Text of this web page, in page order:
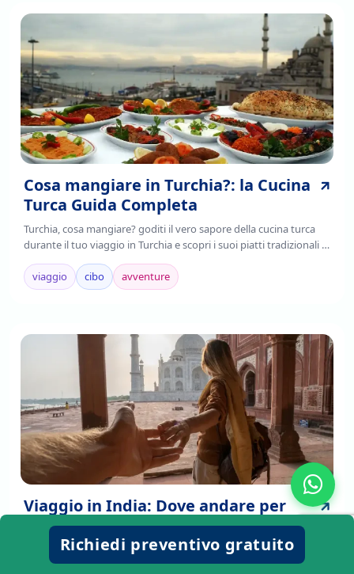
Cosa mangiare in Turchia?: la Cucina
Turca Guida Completa
Turchia, cosa mangiare? goditi il vero sapore della cucina turca
durante il tuo viaggio in Turchia e scopri i suoi piatti tradizionali ,
è il frutto della fusione di tradizioni culinarie regionali,
mediterranee e asiatiche.
viaggio cibo avventure
Viaggio in India: Dove andare per
scoprire la vera essenza del paese
Viaggio in India: dove andare tra città sacre, deserti e spiagge.
Scopri le destinazioni imperdibili con la nostra guida completa.
Richiedi preventivo gratuito